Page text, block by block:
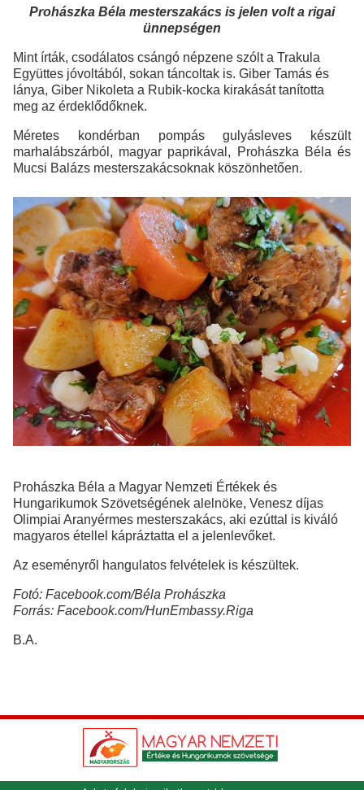
Prohászka Béla mesterszakács is jelen volt a rigai
ünnepségen
Mint írták, csodálatos csángó népzene szólt a Trakula
Együttes jóvoltából, sokan táncoltak is. Giber Tamás és
lánya, Giber Nikoleta a Rubik-kocka kirakását tanította
meg az érdeklődőknek.
Méretes kondérban pompás gulyásleves készült
marhalábszárból, magyar paprikával, Prohászka Béla és
Mucsi Balázs mesterszakácsoknak köszönhetően.
Prohászka Béla a Magyar Nemzeti Értékek és
Hungarikumok Szövetségének alelnöke, Venesz díjas
Olimpiai Aranyérmes mesterszakács, aki ezúttal is kiváló
magyaros étellel kápráztatta el a jelenlevőket.
Az eseményről hangulatos felvételek is készültek.
Fotó: Facebook.com/Béla Prohászka
Forrás: Facebook.com/HunEmbassy.Riga
B.A.